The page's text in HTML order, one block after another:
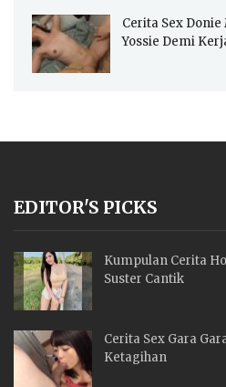
Cerita Sex
Yossie Demi
EDITOR'S PICKS
Kumpulan Cerita
Suster Cantik
Cerita Sex Gara
Ketagihan